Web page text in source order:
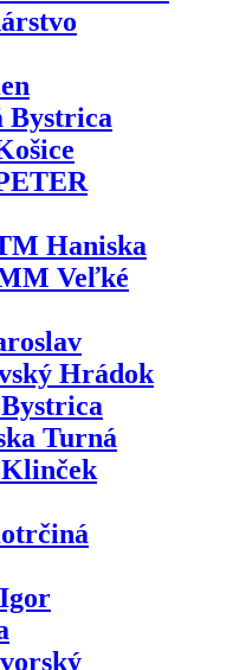
Bystrica
Haniska
Veľké
Hrádok
Turná